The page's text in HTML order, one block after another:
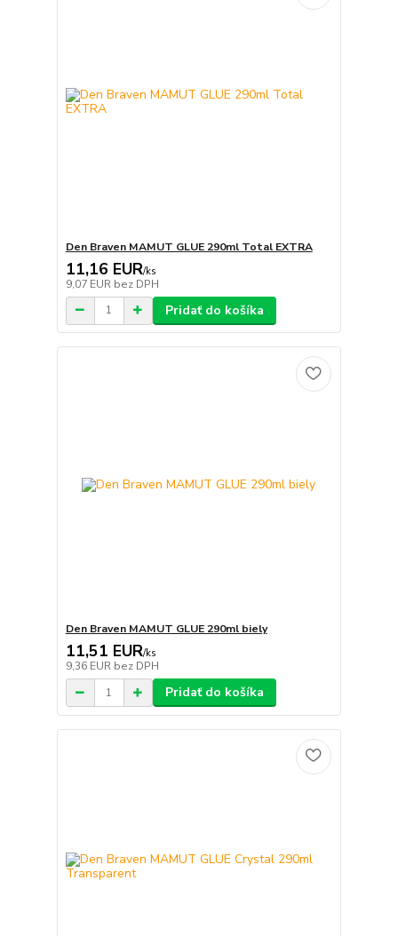
Den Braven MAMUT GLUE 290ml Total EXTRA
11,16 EUR/ks
9,07 EUR bez DPH
Pridať do košíka
Den Braven MAMUT GLUE 290ml biely
11,51 EUR/ks
9,36 EUR bez DPH
Pridať do košíka